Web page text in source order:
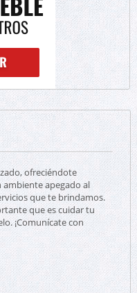
ofreciéndote
apegado al
que te brindamos.
que es cuidar tu
¡Comunícate con